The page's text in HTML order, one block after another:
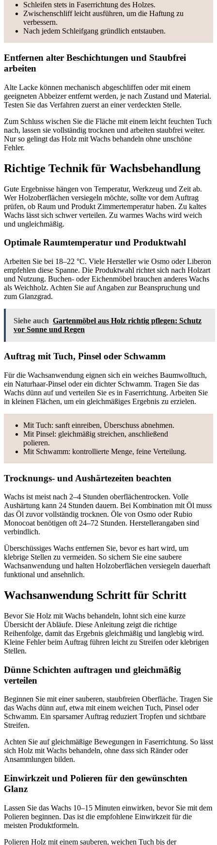
Schleifen stets in Faserrichtung des Holzes.
Zwischenschliff leicht ausführen, um die Haftung zu
verbessern.
Nach jedem Schleifgang gründlich entstauben.
Entfernen alter Beschichtungen und Staubfrei
arbeiten
Alte Lacke können mechanisch abgeschliffen oder mit einem
geeigneten Abbeizer entfernt werden, je nach Zustand und Material.
Testen Sie das Verfahren zuerst an einer verdeckten Stelle.
Zum Schluss wischen Sie die Fläche mit einem leicht feuchten Tuch
nach, lassen sie vollständig trocknen und arbeiten staubfrei weiter.
Nur so gelingt das Holz mit Wachs behandeln ohne unschöne
Fehler.
Richtige Technik für Wachsbehandlung
Gute Ergebnisse hängen von Temperatur, Werkzeug und Zeit ab.
Wer Holzoberflächen versiegeln möchte, sollte vor dem Auftrag
prüfen, ob Raum und Produkt Zimmertemperatur haben. Zu kaltes
Wachs lässt sich schwer verteilen. Zu warmes Wachs wird weich
und ungleichmäßig.
Optimale Raumtemperatur und Produktwahl
Arbeiten Sie bei 18–22 °C. Viele Hersteller wie Osmo oder Liberon
empfehlen diese Spanne. Die Produktwahl richtet sich nach Holzart
und Nutzung. Buchen- oder Eichenmöbel brauchen anderes Wachs
als Weichholz. Achten Sie auf Angaben zur Beanspruchung und
zum Glanzgrad.
Siehe auch Gartenmöbel aus Holz richtig pflegen: Schutz
vor Sonne und Regen
Auftrag mit Tuch, Pinsel oder Schwamm
Für die Wachsanwendung eignen sich ein weiches Baumwolltuch,
ein Naturhaar‑Pinsel oder ein dichter Schwamm. Tragen Sie das
Wachs dünn auf und verteilen Sie es in Faserrichtung. Arbeiten Sie
in kleinen Flächen, um ein gleichmäßiges Ergebnis zu erzielen.
Mit Tuch: sanft einreiben, Überschuss abnehmen.
Mit Pinsel: gleichmäßig streichen, anschließend
polieren.
Mit Schwamm: kontrollierte Menge, feine Verteilung.
Trocknungs- und Aushärtezeiten beachten
Wachs ist meist nach 2–4 Stunden oberflächentrocken. Volle
Aushärtung kann 24 Stunden dauern. Bei Kombination mit Öl muss
das Öl zuvor vollständig trocknen. Öle von Osmo oder Rubio
Monocoat benötigen oft 24–72 Stunden. Herstellerangaben sind
verbindlich.
Überschüssiges Wachs entfernen Sie, bevor es hart wird, um
klebrige Stellen zu vermeiden. So sichern Sie eine saubere
Wachsanwendung und halten Holzoberflächen versiegeln dauerhaft
funktional und ansehnlich.
Wachsanwendung Schritt für Schritt
Bevor Sie Holz mit Wachs behandeln, lohnt sich eine kurze
Übersicht der Abläufe. Diese Anleitung zeigt die richtige
Reihenfolge, damit das Ergebnis gleichmäßig und langlebig wird.
Kleine Fehler beim Auftrag führen leicht zu Streifen oder klebrigen
Stellen.
Dünne Schichten auftragen und gleichmäßig
verteilen
Beginnen Sie mit einer sauberen, staubfreien Oberfläche. Tragen Sie
das Wachs dünn auf, etwa mit einem weichen Tuch, Pinsel oder
Schwamm. Ein sparsamer Auftrag reduziert Tropfen und sichtbare
Streifen.
Achten Sie auf gleichmäßige Bewegungen in Faserrichtung. So lässt
sich Holz mit Wachs behandeln, ohne dass sich Ränder oder
Ansammlungen bilden.
Einwirkzeit und Polieren für den gewünschten
Glanz
Lassen Sie das Wachs 10–15 Minuten einwirken, bevor Sie mit dem
Polieren beginnen. Das ist die empfohlene Einwirkzeit für die
meisten Produktformeln.
Polieren Holz mit einem sauberen, weichen Tuch bis der